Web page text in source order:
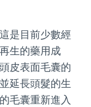
是目前少數經
生的藥用成
皮表面毛囊的
延長頭髮的生
毛囊重新進入